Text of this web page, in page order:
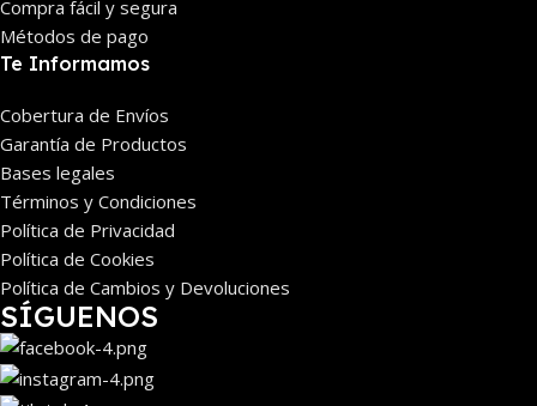
Compra fácil y segura
Métodos de pago
Te Informamos
Cobertura de Envíos
Garantía de Productos
Bases legales
Términos y Condiciones
Política de Privacidad
Política de Cookies
Política de Cambios y Devoluciones
SÍGUENOS